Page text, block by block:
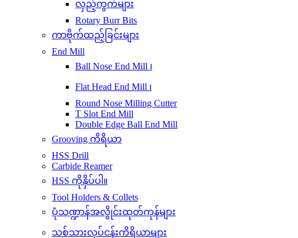
လှည့်ကွက်များ
Rotary Burr Bits
ကာဗိုက်ထည့်ခြင်းများ
End Mill
Ball Nose End Mill ၊
Flat Head End Mill ၊
Round Nose Milling Cutter
T Slot End Mill
Double Edge Ball End Mill
Grooving ကိရိယာ
HSS Drill
Carbide Reamer
HSS ကိုနှိပ်ပါ။
Tool Holders & Collets
ပုံသဏ္ဍာန်အလွိုင်းထုတ်ကုန်များ
သစ်သားလုပ်ငန်းကိရိယာများ